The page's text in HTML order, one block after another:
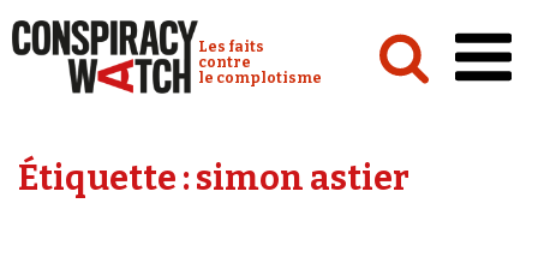
Conspiracy Watch :
Les faits
contre
le complotisme
Analyses
Étiquette :simon astier